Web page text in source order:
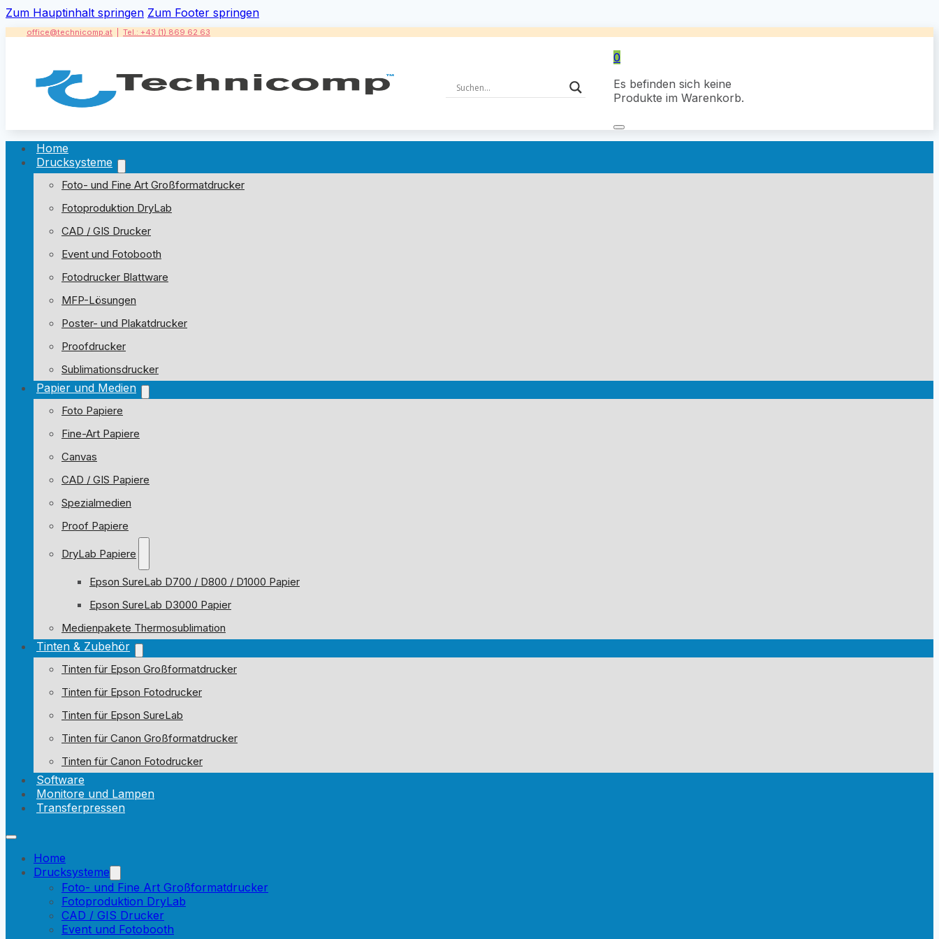
Zum Hauptinhalt springen Zum Footer springen
office@technicomp.at Tel.: +43 (1) 869 62 63
0
Es befinden sich keine
Produkte im Warenkorb.
Home
Drucksysteme
Foto- und Fine Art Großformatdrucker
Fotoproduktion DryLab
CAD / GIS Drucker
Event und Fotobooth
Fotodrucker Blattware
MFP-Lösungen
Poster- und Plakatdrucker
Proofdrucker
Sublimationsdrucker
Papier und Medien
Foto Papiere
Fine-Art Papiere
Canvas
CAD / GIS Papiere
Spezialmedien
Proof Papiere
DryLab Papiere
Epson SureLab D700 / D800 / D1000 Papier
Epson SureLab D3000 Papier
Medienpakete Thermosublimation
Tinten & Zubehör
Tinten für Epson Großformatdrucker
Tinten für Epson Fotodrucker
Tinten für Epson SureLab
Tinten für Canon Großformatdrucker
Tinten für Canon Fotodrucker
Software
Monitore und Lampen
Transferpressen
Home
Drucksysteme
Foto- und Fine Art Großformatdrucker
Fotoproduktion DryLab
CAD / GIS Drucker
Event und Fotobooth